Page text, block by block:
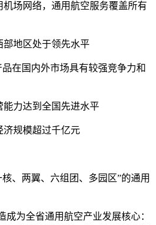
场网络，通用航空服务覆盖所有
部地区处于领先水平
在国内外市场具有较强竞争力和
能力达到全国先进水平
济规模超过千亿元
、两翼、六组团、多园区”的通用
成为全省通用航空产业发展核心：